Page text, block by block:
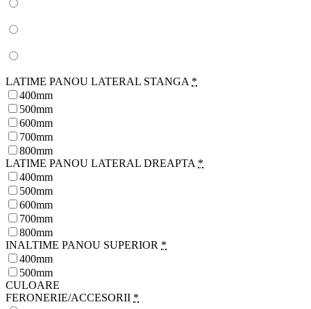
LATIME PANOU LATERAL STANGA *
400mm
500mm
600mm
700mm
800mm
LATIME PANOU LATERAL DREAPTA *
400mm
500mm
600mm
700mm
800mm
INALTIME PANOU SUPERIOR *
400mm
500mm
CULOARE
FERONERIE/ACCESORII *